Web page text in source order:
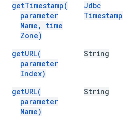
getTimestamp(
parameter
Name ,
time
Zone)
Jdbc
Timestamp
getURL(
parameter
Index)
String
getURL(
parameter
Name)
String